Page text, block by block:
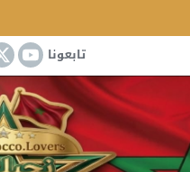
تابعونا